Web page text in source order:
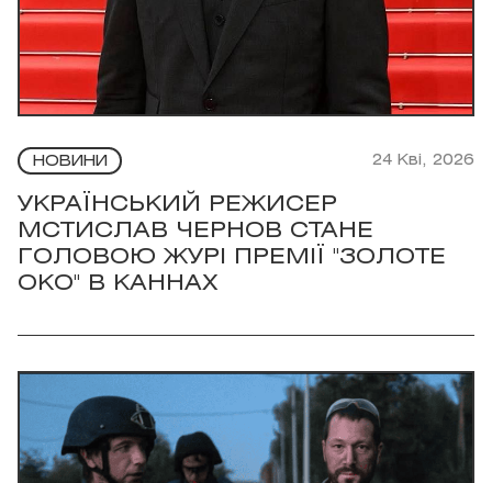
НОВИНИ 24 Кві, 2026
УКРАЇНСЬКИЙ РЕЖИСЕР
МСТИСЛАВ ЧЕРНОВ СТАНЕ
ГОЛОВОЮ ЖУРІ ПРЕМІЇ "ЗОЛОТЕ
ОКО" В КАННАХ